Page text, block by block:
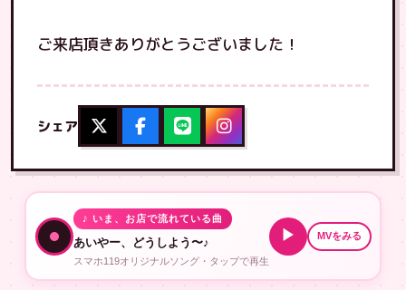
ご来店頂きありがとうございました！
シェア
♪ いま、お店で流れている曲
あいやー、どうしよう〜♪
スマホ119オリジナルソング・タップで再生
▶ MVをみる